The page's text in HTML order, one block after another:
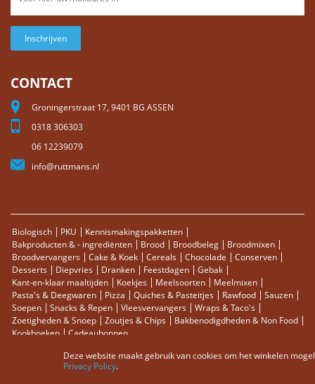
Inschrijven
CONTACT
Groningerstraat 17, 9401 BG ASSEN
0318 306303
06 12239079
info@ruttmans.nl
Biologisch PKU
Kennismakingspakketten
Bakproducten & - ingrediënten
Brood Broodbeleg
Broodmixen
Broodvervangers
Cake & Koek Cereals Chocolade
Conserven
Desserts
Diepvries Dranken Feestdagen
Gebak
Kant-en-klaar maaltijden
Koekjes Meelsoorten
Meelmixen
Pasta's & Deegwaren
Pizza Quiches & Pasteitjes Rawfood
Sauzen
Soepen
Snacks & Repen Vleesvervangers
Wraps & Taco's
Zoetigheden & Snoep
Zoutjes & Chips
Bakbenodigdheden & Non Food
Kookboeken
Cadeaubonnen
Zoektermen Zoeken
Deze website maakt gebruik van cookies om het winkelen
Privacy Policy.